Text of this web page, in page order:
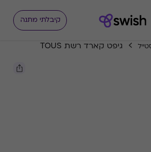
קיבלתי מתנה
גיפט קארד רשת TOUS